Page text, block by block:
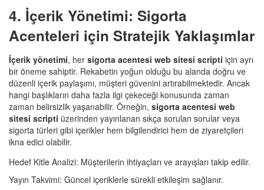
4. İçerik Yönetimi: Sigorta
Acenteleri için Stratejik Yaklaşımlar
İçerik yönetimi, her sigorta acentesi web sitesi scripti için ayrı
bir öneme sahiptir. Rekabetin yoğun olduğu bu alanda doğru ve
düzenli içerik paylaşımı, müşteri güvenini artırabilmektedir. Ancak
hangi başlıkların daha fazla ilgi çekeceği konusunda zaman
zaman belirsizlik yaşanabilir. Örneğin, sigorta acentesi web
sitesi scripti üzerinden yayınlanan sıkça sorulan sorular veya
sigorta türleri gibi içerikler hem bilgilendirici hem de ziyaretçileri
ikna edici olabilir.
Hedef Kitle Analizi: Müşterilerin ihtiyaçları ve arayışları takip edilir.
Yayın Takvimi: Güncel içeriklerle sürekli etkileşim sağlanır.